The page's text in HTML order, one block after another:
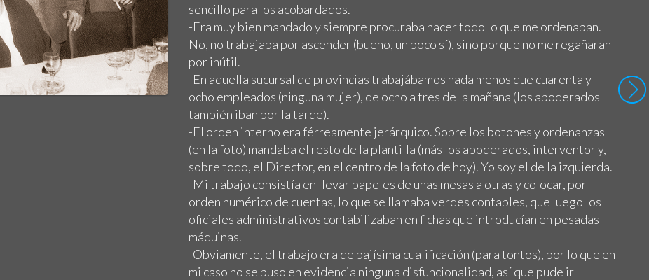
sencillo para los acobardados.
-Era muy bien mandado y siempre procuraba hacer todo lo que me ordenaban.
No, no trabajaba por ascender (bueno, un poco sí), sino porque no me regañaran
por inútil.
-En aquella sucursal de provincias trabajábamos nada menos que cuarenta y
ocho empleados (ninguna mujer), de ocho a tres de la mañana (los apoderados
también iban por la tarde).
-El orden interno era férreamente jerárquico. Sobre los botones y ordenanzas
(en la foto) mandaba el resto de la plantilla (más los apoderados, interventor y,
sobre todo, el Director, en el centro de la foto de hoy). Yo soy el de la izquierda.
-Mi trabajo consistía en llevar papeles de unas mesas a otras y colocar, por
orden numérico de cuentas, lo que se llamaba verdes contables, que luego los
oficiales administrativos contabilizaban en fichas que introducían en pesadas
máquinas.
-Obviamente, el trabajo era de bajísima cualificación (para tontos), por lo que en
mi caso no se puso en evidencia ninguna disfuncionalidad, así que pude ir